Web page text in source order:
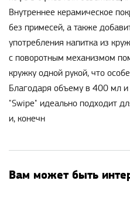
Внутреннее керамическое
без примесей, а также
употребления напитка из
с поворотным механизмом
кружку одной рукой, что
Благодаря объему в 400 мл и
"Swipe" идеально подходит
и, конечн
Вам может быть